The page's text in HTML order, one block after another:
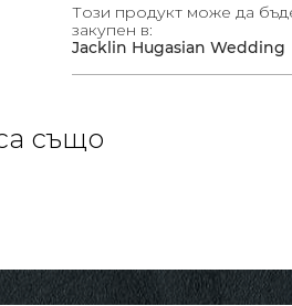
Този продукт може да
закупен в:
Jacklin Hugasian Wedding
също